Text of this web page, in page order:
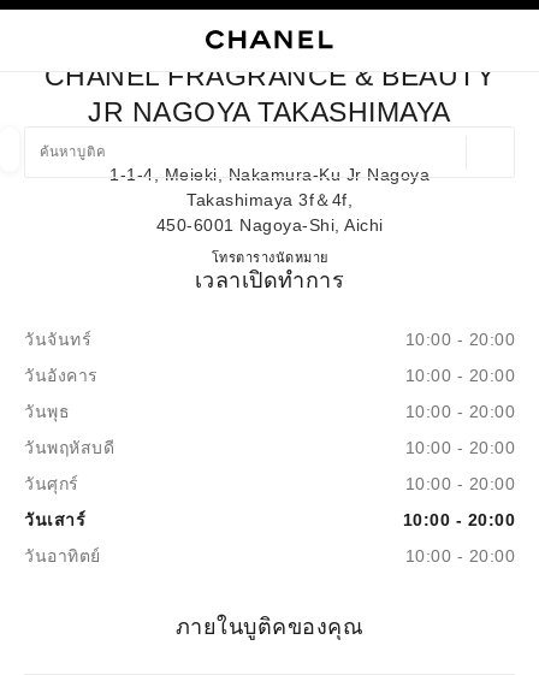
ค้นหาบูติค
ข้อเสนอจะแสดงอยู่ใต้แถบค้นหานี้
0 ข้อเสนอที่มีอยู่
ปิดการ์ดบูติก CHANEL FRAGRANCE & BEAUTY JR NAGOYA
CHANEL FRAGRANCE & BEAUTY
JR NAGOYA TAKASHIMAYA
1-1-4, Meieki, Nakamura-Ku Jr Nagoya
Takashimaya 3f＆4f,
450-6001 Nagoya-Shi, Aichi
โทร052-566-8376
ตารางนัดหมายCHANEL FRAGRANCE &
เวลาเปิดทำการ
วันจันทร์
10:00 - 20:00
วันอังคาร
10:00 - 20:00
วันพุธ
10:00 - 20:00
วันพฤหัสบดี
10:00 - 20:00
วันศุกร์
10:00 - 20:00
วันเสาร์
10:00 - 20:00
วันอาทิตย์
10:00 - 20:00
ภายในบูติคของคุณ
นาฬิกาและเครื่องประดับอัญมณี